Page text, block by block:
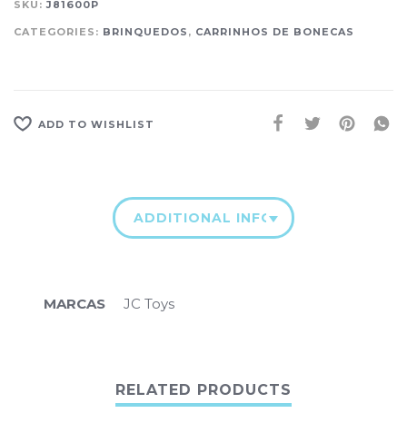
SKU:J81600P
CATEGORIES: BRINQUEDOS , CARRINHOS DE BONECAS
ADD TO WISHLIST
ADDITIONAL INFORMATION
MARCAS JC Toys
RELATED PRODUCTS